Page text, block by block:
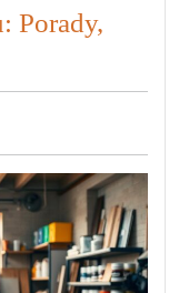
Porady,